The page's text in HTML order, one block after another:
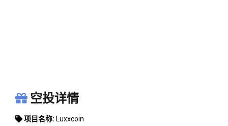
空投详情
项目名称: Luxxcoin